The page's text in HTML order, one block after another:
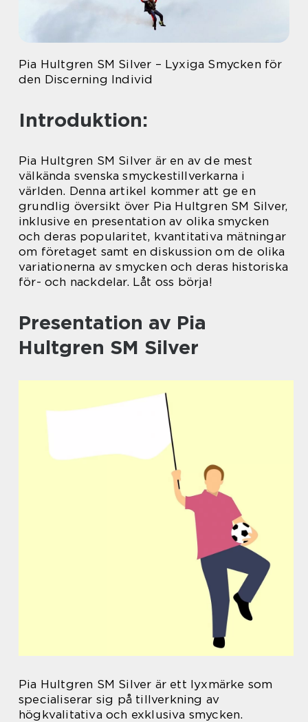
Pia Hultgren SM Silver – Lyxiga Smycken för
den Discerning Individ
Introduktion:
Pia Hultgren SM Silver är en av de mest
välkända svenska smyckestillverkarna i
världen. Denna artikel kommer att ge en
grundlig översikt över Pia Hultgren SM Silver,
inklusive en presentation av olika smycken
och deras popularitet, kvantitativa mätningar
om företaget samt en diskussion om de olika
variationerna av smycken och deras historiska
för- och nackdelar. Låt oss börja!
Presentation av Pia
Hultgren SM Silver
Pia Hultgren SM Silver är ett lyxmärke som
specialiserar sig på tillverkning av
högkvalitativa och exklusiva smycken.